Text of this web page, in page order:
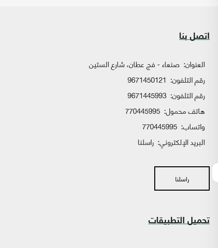
اتصل بنا
العنوان: صنعاء - فج عطان، شارع الستين
رقم التلفون: 9671450121
رقم التلفون: 9671445993
هاتف محمول: 770445995
واتساب:
البريد الإلكتروني: راسلنا
راسلنا
تحميل التطبيقات